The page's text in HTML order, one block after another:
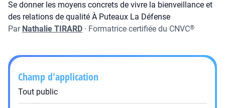
Se donner les moyens concrets de vivre la bienveillance et
des relations de qualité À Puteaux La Défense
Par Nathalie TIRARD · Formatrice certifiée du CNVC®
Champ d'application
Tout public